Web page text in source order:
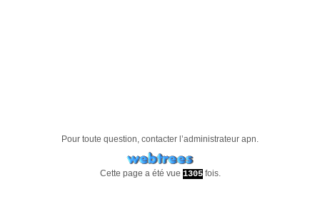
Pour toute question, contacter l’administrateur apn.
Cette page a été vue 1305fois.